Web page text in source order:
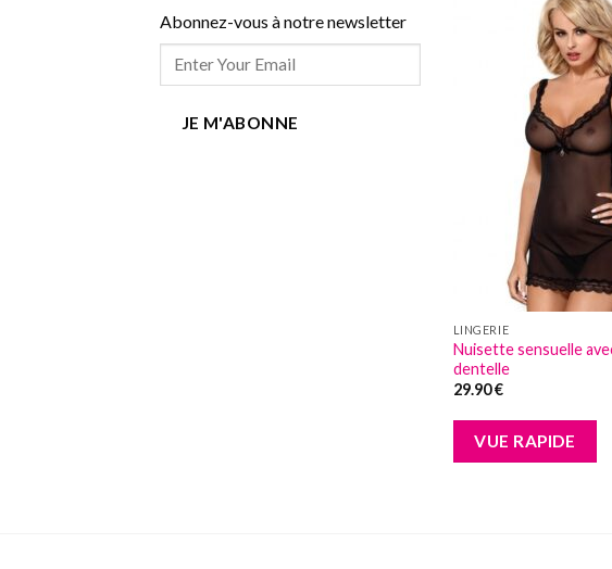
Abonnez-vous à notre newsletter
JE M'ABONNE
LINGERIE
Nuisette sensuelle
dentelle
29.90€
VUE RAPIDE